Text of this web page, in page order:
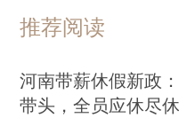
推荐阅读
河南带薪休假新政
带头，全员应休尽休